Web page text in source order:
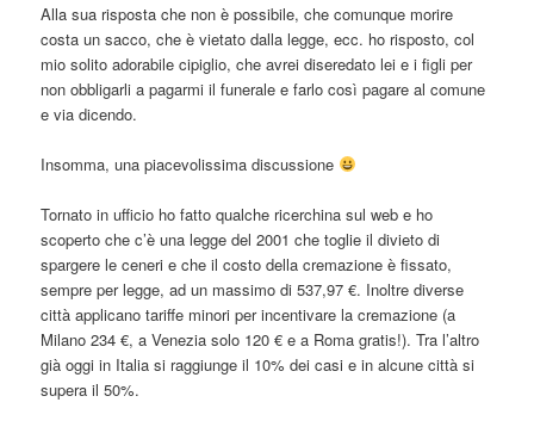
Alla sua risposta che non è possibile, che comunque morire
costa un sacco, che è vietato dalla legge, ecc. ho risposto, col
mio solito adorabile cipiglio, che avrei diseredato lei e i figli per
non obbligarli a pagarmi il funerale e farlo così pagare al comune
e via dicendo.
Insomma, una piacevolissima discussione
Tornato in ufficio ho fatto qualche ricerchina sul web e ho
scoperto che c’è una legge del 2001 che toglie il divieto di
spargere le ceneri e che il costo della cremazione è fissato,
sempre per legge, ad un massimo di 537,97 €. Inoltre diverse
città applicano tariffe minori per incentivare la cremazione (a
Milano 234 €, a Venezia solo 120 € e a Roma gratis!). Tra l’altro
già oggi in Italia si raggiunge il 10% dei casi e in alcune città si
supera il 50%.